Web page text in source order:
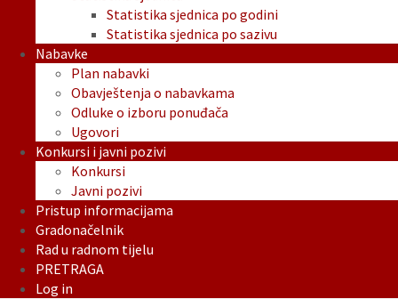
Statistika sjednica po godini
Statistika sjednica po sazivu
Nabavke
Plan nabavki
Obavještenja o nabavkama
Odluke o izboru ponuđača
Ugovori
Konkursi i javni pozivi
Konkursi
Javni pozivi
Pristup informacijama
Gradonačelnik
Rad u radnom tijelu
PRETRAGA
Log in